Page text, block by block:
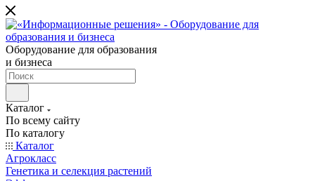
Оборудование для образования
и бизнеса
Каталог
По всему сайту
По каталогу
Каталог
Агрокласс
Генетика и селекция растений